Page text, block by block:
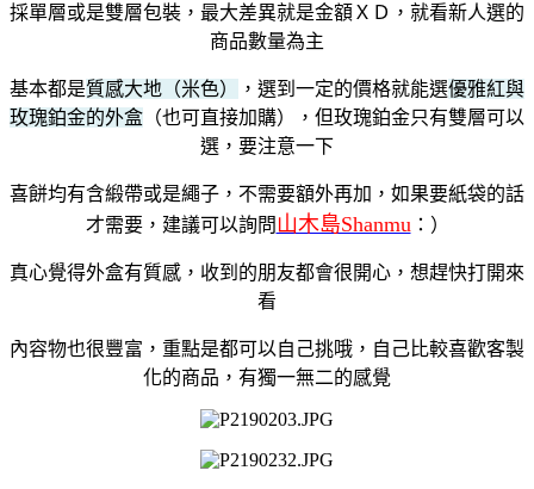
採單層或是雙層包裝，最大差異就是金額ＸＤ，就看新人選的
商品數量為主
基本都是質感大地（米色） ，選到一定的價格就能選優雅紅與
玫瑰鉑金的外盒 （也可直接加購），但玫瑰鉑金只有雙層可以
選，要注意一下
喜餅均有含緞帶或是繩子，不需要額外再加，如果要紙袋的話
才需要，建議可以詢問 山木島Shanmu ：）
真心覺得外盒有質感，收到的朋友都會很開心，想趕快打開來
看
內容物也很豐富，重點是都可以自己挑哦，自己比較喜歡客製
化的商品，有獨一無二的感覺